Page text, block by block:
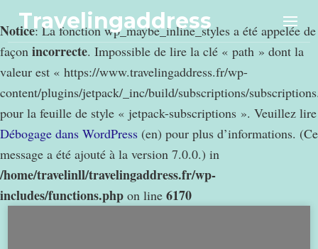
Notice: La fonction wp_maybe_inline_styles a été appelée de
façon incorrecte. Impossible de lire la clé « path » dont la
valeur est « https://www.travelingaddress.fr/wp-
content/plugins/jetpack/_inc/build/subscriptions/
pour la feuille de style « jetpack-subscriptions ». Veuillez lire
Débogage dans WordPress (en) pour plus d’informations. (Ce
message a été ajouté à la version 7.0.0.) in
/home/travelinll/travelingaddress.fr/wp-
includes/functions.php on line 6170
Travelingaddress